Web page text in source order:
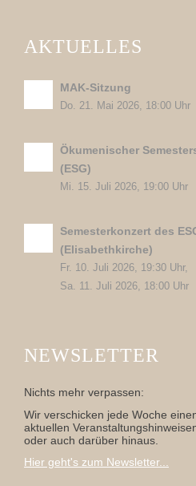
AKTUELLES
MAK-Sitzung
Do. 21. Mai 2026, 18:00 Uhr
Ökumenischer
(ESG)
Mi. 15. Juli 2026, 19:00 Uhr
Semesterkonzert des
(Elisabethkirche)
Fr. 10. Juli 2026, 19:30 Uhr,
Sa. 11. Juli 2026, 18:00 Uhr
NEWSLETTER
Nichts mehr verpassen:
Wir verschicken jede Woche
aktuellen
oder auch darüber hinaus.
Hier geht's zum Newsletter...